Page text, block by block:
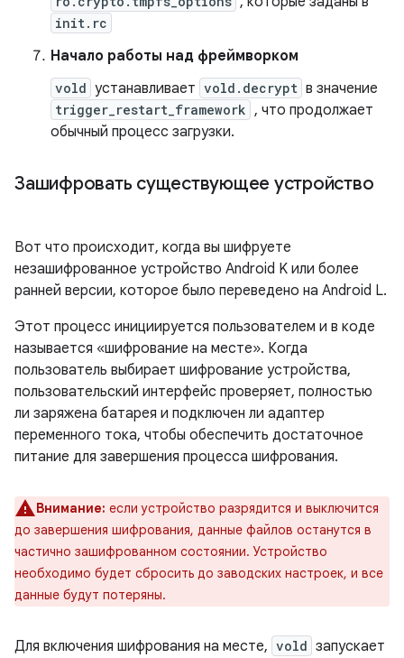
init.rc
Начало работы над фреймворком
vold устанавливает vold.decrypt в значение
trigger_restart_framework , что продолжает
обычный процесс загрузки.
Зашифровать существующее устройство
Вот что происходит, когда вы шифруете
незашифрованное устройство Android K или более
ранней версии, которое было переведено на Android L.
Этот процесс инициируется пользователем и в коде
называется «шифрование на месте». Когда
пользователь выбирает шифрование устройства,
пользовательский интерфейс проверяет, полностью
ли заряжена батарея и подключен ли адаптер
переменного тока, чтобы обеспечить достаточное
питание для завершения процесса шифрования.
Внимание: если устройство разрядится и выключится
до завершения шифрования, данные файлов останутся в
частично зашифрованном состоянии. Устройство
необходимо будет сбросить до заводских настроек, и все
данные будут потеряны.
Для включения шифрования на месте, vold запускает